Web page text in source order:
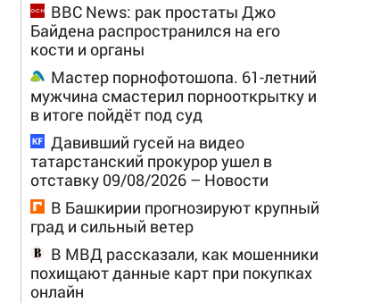
BBC News: рак простаты Джо
Байдена распространился на его
кости и органы
Мастер порнофотошопа. 61-летний
мужчина смастерил порнооткрытку и
в итоге пойдёт под суд
Давивший гусей на видео
татарстанский прокурор ушел в
отставку 09/08/2026 – Новости
В Башкирии прогнозируют крупный
град и сильный ветер
В МВД рассказали, как мошенники
похищают данные карт при покупках
онлайн